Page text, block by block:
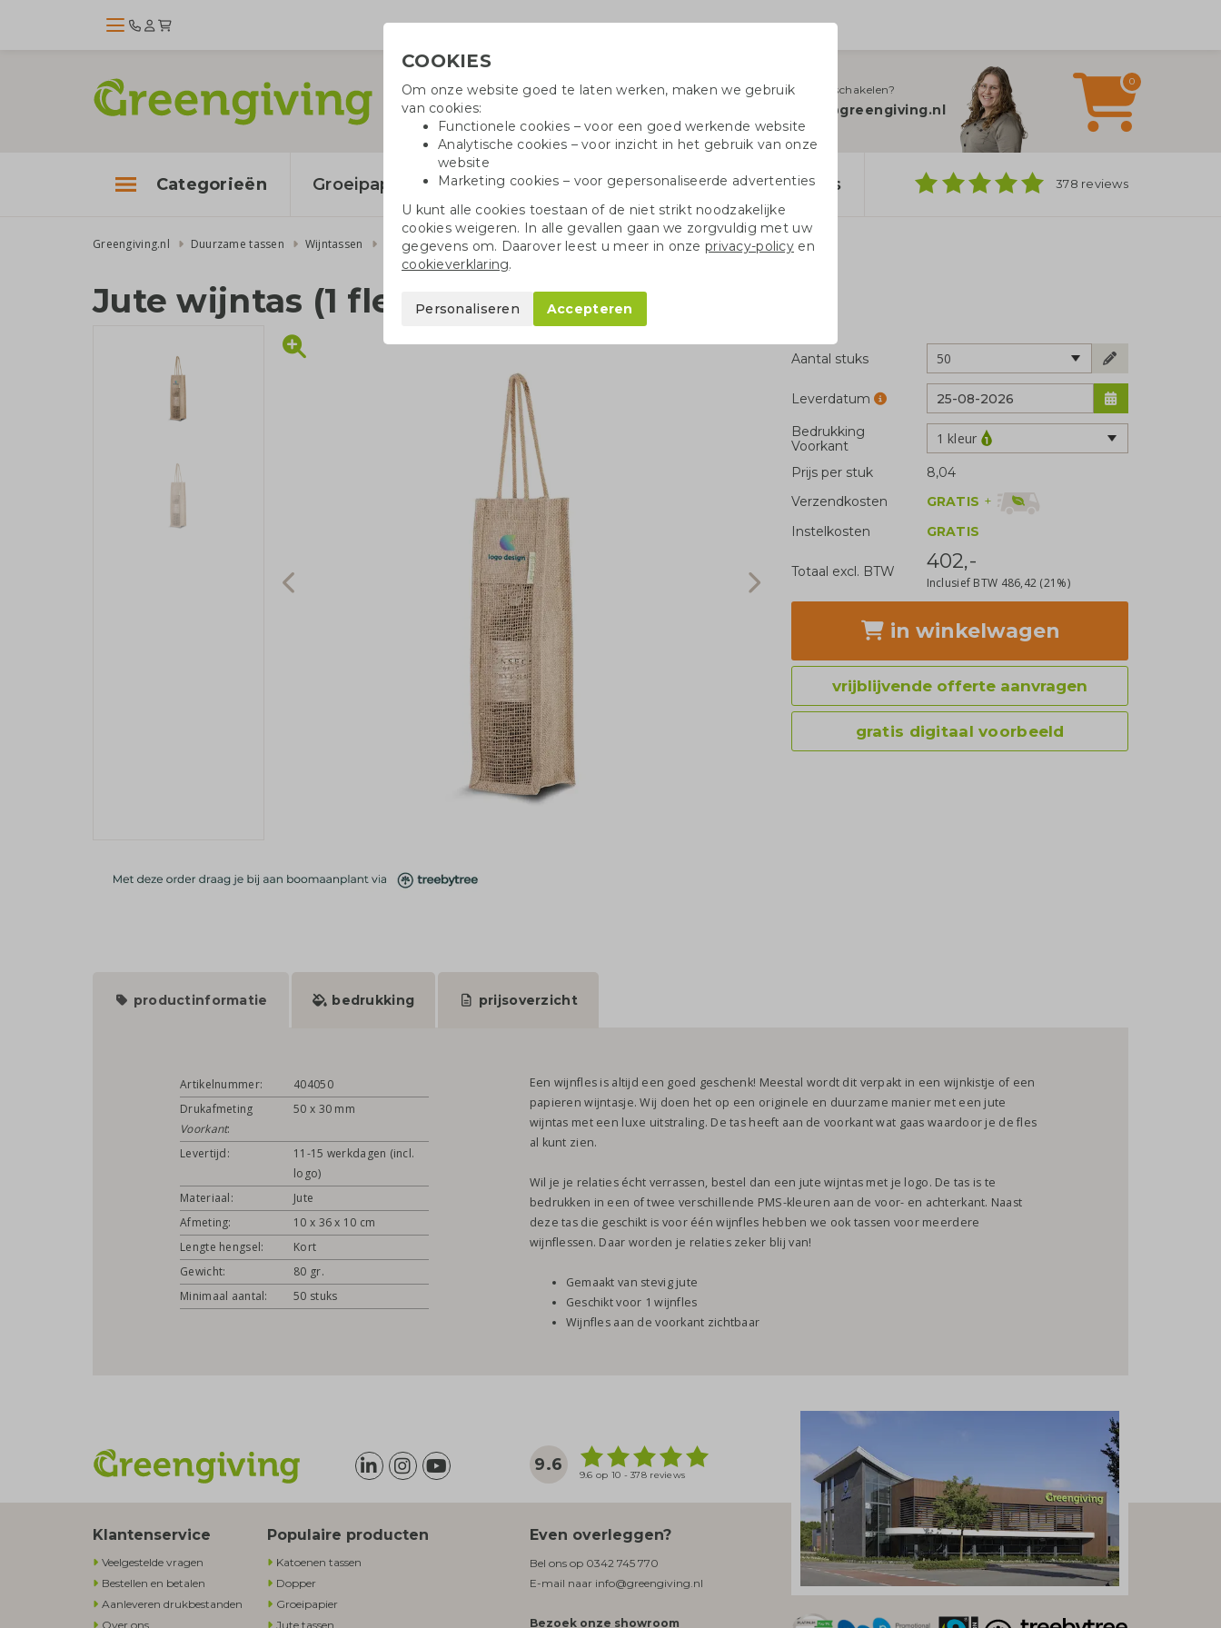
Hulplijn inschakelen?
info@greengiving.nl
0
Categorieën Groeipapier Katoenen tassen Pennen Doppers 378 reviews
Greengiving.nl Duurzame tassen Wijntassen Jute wijntas (1 fles)
Jute wijntas (1 fles)
Aantal stuks 50
Leverdatum
Bedrukking
Voorkant
1 kleur
Prijs per stuk
8,04
Verzendkosten
GRATIS +
Instelkosten
GRATIS
Totaal excl. BTW 402,-
Inclusief BTW 486,42 (21%)
in winkelwagen
vrijblijvende offerte aanvragen
gratis digitaal voorbeeld
productinformatie bedrukking prijsoverzicht
Artikelnummer:
404050
Drukafmeting
Voorkant:
50 x 30 mm
Levertijd:
11-15 werkdagen (incl.
logo)
Materiaal:
Jute
Afmeting:
10 x 36 x 10 cm
Lengte hengsel:
Kort
Gewicht:
80 gr.
Minimaal aantal:
50 stuks
Een wijnfles is altijd een goed geschenk! Meestal wordt dit verpakt in een wijnkistje of een
papieren wijntasje. Wij doen het op een originele en duurzame manier met een jute
wijntas met een luxe uitstraling. De tas heeft aan de voorkant wat gaas waardoor je de fles
al kunt zien.
Wil je je relaties écht verrassen, bestel dan een jute wijntas met je logo. De tas is te
bedrukken in een of twee verschillende PMS-kleuren aan de voor- en achterkant. Naast
deze tas die geschikt is voor één wijnfles hebben we ook tassen voor meerdere
wijnflessen. Daar worden je relaties zeker blij van!
Gemaakt van stevig jute
Geschikt voor 1 wijnfles
Wijnfles aan de voorkant zichtbaar
9.6
9.6 op 10 - 378 reviews
Klantenservice
Veelgestelde vragen
Bestellen en betalen
Aanleveren drukbestanden
Over ons
Populaire producten
Katoenen tassen
Dopper
Groeipapier
Jute tassen
Even overleggen?
Bel ons op 0342 745 770
E-mail naar info@greengiving.nl
Bezoek onze showroom
COOKIES
Om onze website goed te laten werken, maken we gebruik
van cookies:
Functionele cookies – voor een goed werkende website
Analytische cookies – voor inzicht in het gebruik van onze
website
Marketing cookies – voor gepersonaliseerde advertenties
U kunt alle cookies toestaan of de niet strikt noodzakelijke
cookies weigeren. In alle gevallen gaan we zorgvuldig met uw
gegevens om. Daarover leest u meer in onzeprivacy-policyen
cookieverklaring.
Personaliseren Accepteren